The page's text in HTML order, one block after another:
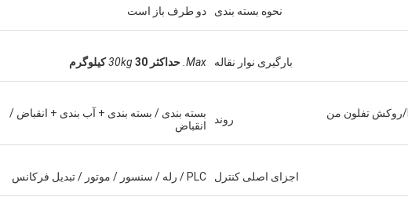
نحوه بسته بندی دو طرف باز است
بارگیری نوار نقاله Max. حداکثر 30kg30 کیلوگرم
زنجیره غلتکی با پوشش PTFE/روکش تفلون من
روند
بسته بندی / بسته بندی + آب بندی + انقباض /
انقباض
اجزای اصلی کنترل PLC / رله / سنسور / موتور / تبدیل فرکانس